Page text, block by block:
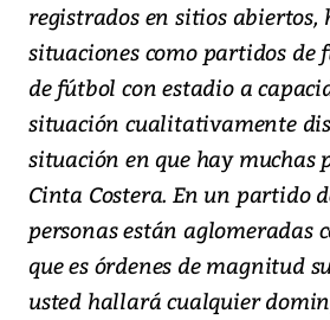
registrados en sitios abiertos,
situaciones como partidos de
de fútbol con estadio a
situación cualitativamente
situación en que hay muchas
Cinta Costera. En un partido
personas están aglomeradas
que es órdenes de magnitud
usted hallará cualquier